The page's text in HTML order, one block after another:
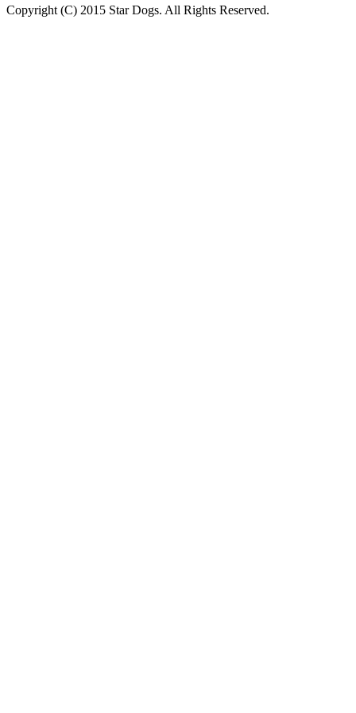
Copyright (C) 2015 Star Dogs. All Rights Reserved.